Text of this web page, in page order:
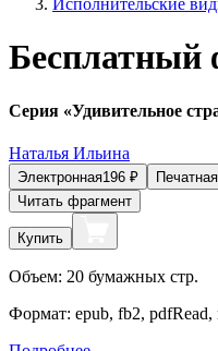
Исполнительские
Бесплатный
Серия «Удивительное
Наталья Ильина
Электронная196 ₽ Печатная
Читать фрагмент
Купить
Объем: 20 бумажных стр.
Формат: epub, fb2, pdfRead,